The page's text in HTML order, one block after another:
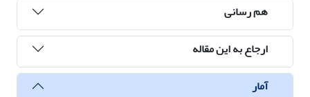
هم رسانی
ارجاع به این مقاله
آمار